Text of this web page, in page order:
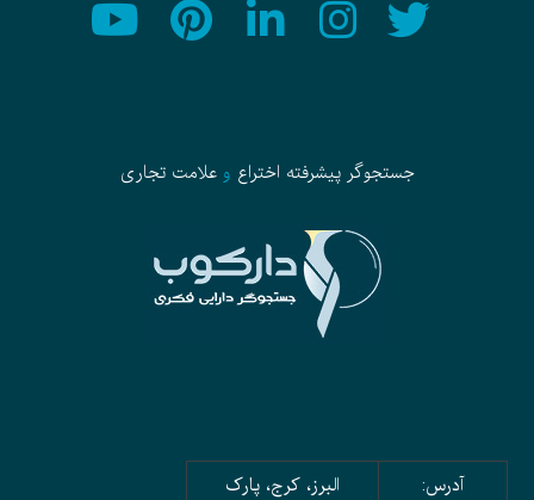
جستجوگر پیشرفته اختراع وعلامت تجاری
آدرس:
البرز، کرج، پارک